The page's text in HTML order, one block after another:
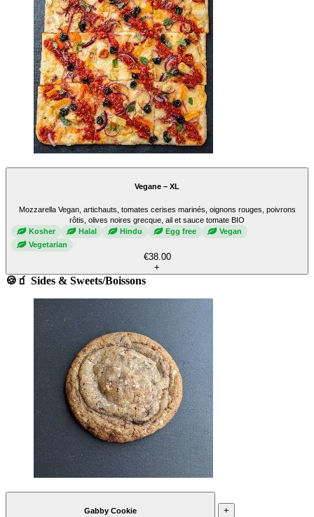
Vegane – XL
Mozzarella Vegan, artichauts, tomates cerises marinés, oignons rouges, poivrons
rôtis, olives noires grecque, ail et sauce tomate BIO
Kosher
Halal Hindu Egg free
Vegan
Vegetarian
€38.00
+
🍪🧃 Sides & Sweets/Boissons
Gabby Cookie +